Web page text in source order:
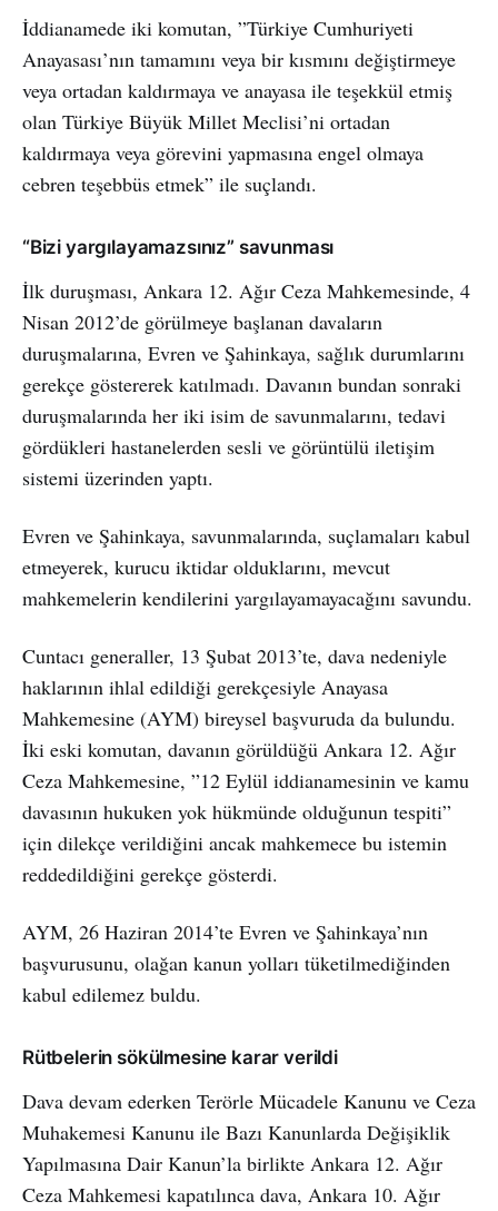
İddianamede iki komutan, ”Türkiye Cumhuriyeti
Anayasası’nın tamamını veya bir kısmını değiştirmeye
veya ortadan kaldırmaya ve anayasa ile teşekkül etmiş
olan Türkiye Büyük Millet Meclisi’ni ortadan
kaldırmaya veya görevini yapmasına engel olmaya
cebren teşebbüs etmek” ile suçlandı.
“Bizi yargılayamazsınız” savunması
İlk duruşması, Ankara 12. Ağır Ceza Mahkemesinde, 4
Nisan 2012’de görülmeye başlanan davaların
duruşmalarına, Evren ve Şahinkaya, sağlık durumlarını
gerekçe göstererek katılmadı. Davanın bundan sonraki
duruşmalarında her iki isim de savunmalarını, tedavi
gördükleri hastanelerden sesli ve görüntülü iletişim
sistemi üzerinden yaptı.
Evren ve Şahinkaya, savunmalarında, suçlamaları kabul
etmeyerek, kurucu iktidar olduklarını, mevcut
mahkemelerin kendilerini yargılayamayacağını savundu.
Cuntacı generaller, 13 Şubat 2013’te, dava nedeniyle
haklarının ihlal edildiği gerekçesiyle Anayasa
Mahkemesine (AYM) bireysel başvuruda da bulundu.
İki eski komutan, davanın görüldüğü Ankara 12. Ağır
Ceza Mahkemesine, ”12 Eylül iddianamesinin ve kamu
davasının hukuken yok hükmünde olduğunun tespiti”
için dilekçe verildiğini ancak mahkemece bu istemin
reddedildiğini gerekçe gösterdi.
AYM, 26 Haziran 2014’te Evren ve Şahinkaya’nın
başvurusunu, olağan kanun yolları tüketilmediğinden
kabul edilemez buldu.
Rütbelerin sökülmesine karar verildi
Dava devam ederken Terörle Mücadele Kanunu ve Ceza
Muhakemesi Kanunu ile Bazı Kanunlarda Değişiklik
Yapılmasına Dair Kanun’la birlikte Ankara 12. Ağır
Ceza Mahkemesi kapatılınca dava, Ankara 10. Ağır